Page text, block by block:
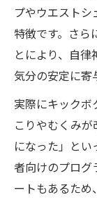
プやウエスト
特徴です。さら
とにより、自
気分の安定に寄
実際にキック
こりやむくみ
になった」と
者向けのプログ
ートもあるため